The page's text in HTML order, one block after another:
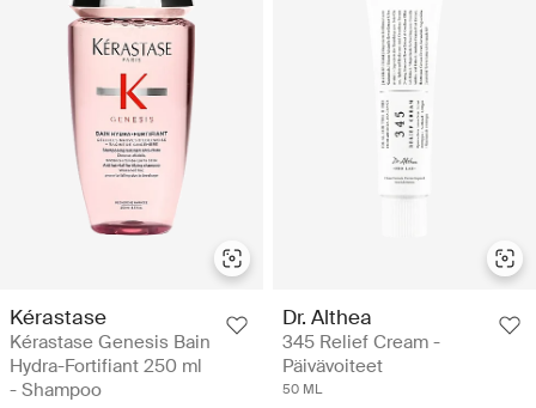
Kérastase
Kérastase Genesis Bain
Hydra-Fortifiant 250 ml
- Shampoo
Dr. Althea
345 Relief Cream -
Päivävoiteet
50 ML